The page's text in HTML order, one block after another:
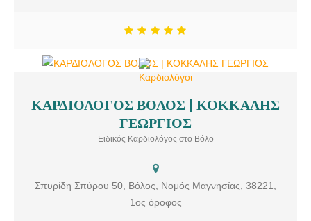
ΚΑΡΔΙΟΛΟΓΟΣ ΒΟΛΟΣ | ΚΟΚΚΑΛΗΣ ΓΕΩΡΓΙΟΣ Ο ΚΟΚΚΑΛΗΣ Χ
ΓΕΩΡΓΙΟΣ MD, MSc είναι ειδικός καρδιολόγος και διατηρεί
σύγχρονο καρδιολογικό ιατρείο στο Βόλο.
ΚΑΡΔΙΟΛΟΓΟΣ ΒΟΛΟΣ | ΚΟΚΚΑΛΗΣ
ΓΕΩΡΓΙΟΣ
Ειδικός Καρδιολόγος στο Βόλο
Σπυρίδη Σπύρου 50, Βόλος, Νομός Μαγνησίας, 38221,
1ος όροφος